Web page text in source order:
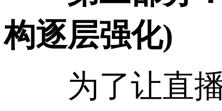
构逐层强化)
为了让直播